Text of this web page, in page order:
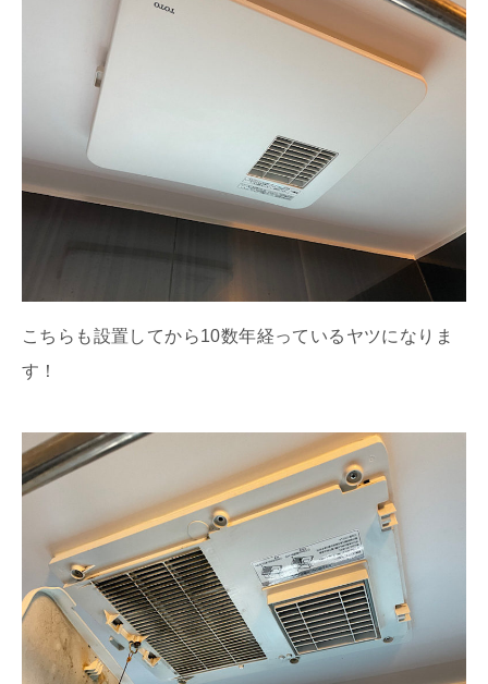
こちらも設置してから10数年経っているヤツになりま
す！